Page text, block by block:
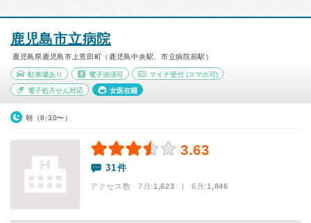
鹿児島市立病院
鹿児島県鹿児島市上荒田町（鹿児島中央駅、市立病院前駅）
駐車場あり 電子決済可 マイナ受付 (スマホ可)
電子処方せん対応 女医在籍
朝（8:30〜）
3.63
31件
アクセス数 7月:1,623 | 6月:1,846